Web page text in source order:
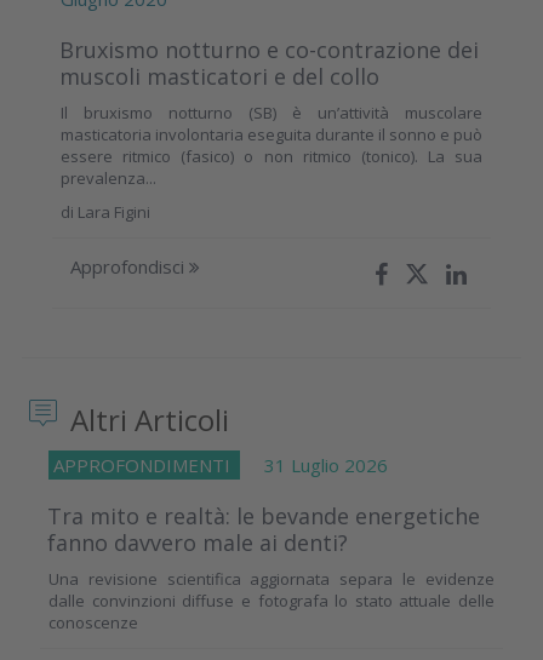
Bruxismo notturno e co-contrazione dei
muscoli masticatori e del collo
Il bruxismo notturno (SB) è un’attività muscolare
masticatoria involontaria eseguita durante il sonno e può
essere ritmico (fasico) o non ritmico (tonico). La sua
prevalenza...
di Lara Figini
Approfondisci
Altri Articoli
APPROFONDIMENTI 31 Luglio 2026
Tra mito e realtà: le bevande energetiche
fanno davvero male ai denti?
Una revisione scientifica aggiornata separa le evidenze
dalle convinzioni diffuse e fotografa lo stato attuale delle
conoscenze